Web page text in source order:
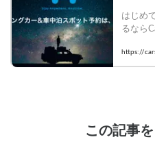
はじめ
るなら
ク含む
ィビテ
https://
この記事